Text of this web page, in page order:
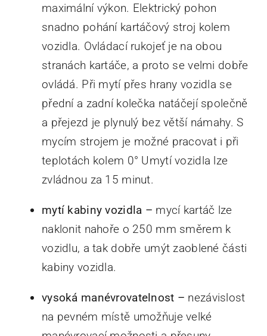
maximální výkon. Elektrický pohon
snadno pohání kartáčový stroj kolem
vozidla. Ovládací rukojeť je na obou
stranách kartáče, a proto se velmi dobře
ovládá. Při mytí přes hrany vozidla se
přední a zadní kolečka natáčejí společně
a přejezd je plynulý bez větší námahy. S
mycím strojem je možné pracovat i při
teplotách kolem 0° Umytí vozidla lze
zvládnou za 15 minut.
mytí kabiny vozidla – mycí kartáč lze
naklonit nahoře o 250 mm směrem k
vozidlu, a tak dobře umýt zaoblené části
kabiny vozidla.
vysoká manévrovatelnost – nezávislost
na pevném místě umožňuje velké